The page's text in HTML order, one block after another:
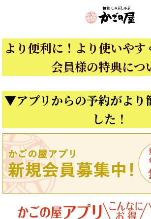
より便利に！より使いやす
会員様の特典につ
▼アプリからの予約がより
した！